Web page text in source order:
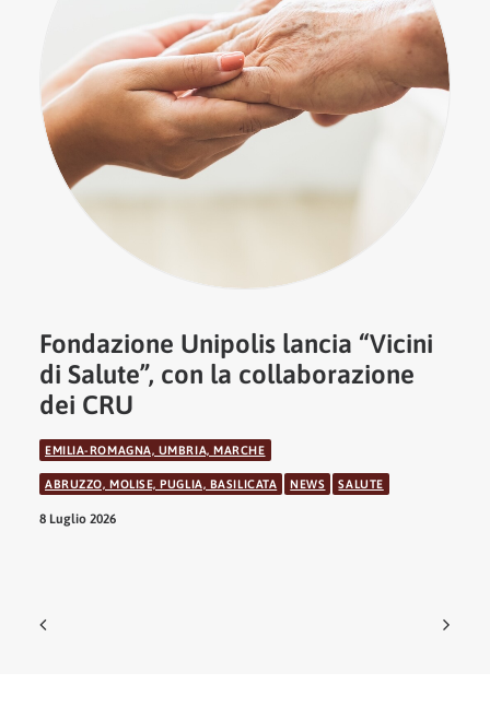
Fondazione Unipolis lancia “Vicini
di Salute”, con la collaborazione
dei CRU
EMILIA-ROMAGNA, UMBRIA, MARCHE
ABRUZZO, MOLISE, PUGLIA, BASILICATA NEWS SALUTE
8 Luglio 2026